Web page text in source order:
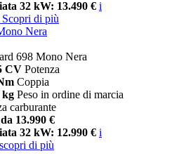
32 kW: 13.490 € i
Scopri di più
Nera
698 Mono Nera
CV Potenza
Coppia
kg Peso in ordine di marcia
carburante
13.990 €
32 kW: 12.990 € i
scopri di più